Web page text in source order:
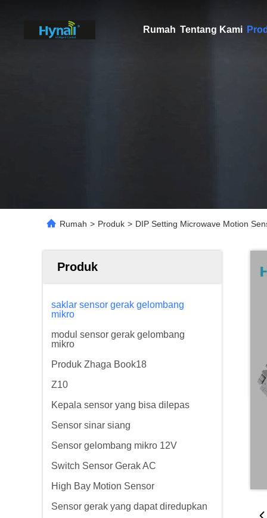
Rumah Tentang Kami
Rumah > Produk > DIP Setting Microwave Motion
Produk
saklar sensor gerak gelombang
mikro
modul sensor gerak gelombang
mikro
Produk Zhaga Book18
Z10
Kepala sensor yang bisa dilepas
Sensor sinar siang
Sensor gelombang mikro 12V
Switch Sensor Gerak AC
High Bay Motion Sensor
Sensor gerak yang dapat diredupkan